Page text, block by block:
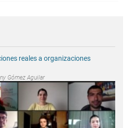
reales a organizaciones
Gómez Aguilar